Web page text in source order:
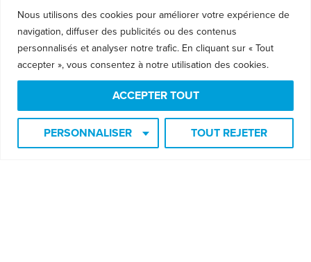
Nous utilisons des cookies pour améliorer votre expérience de
navigation, diffuser des publicités ou des contenus
personnalisés et analyser notre trafic. En cliquant sur « Tout
accepter », vous consentez à notre utilisation des cookies.
PERSONNALISER TOUT REJETER
ACCEPTER TOUT
Aide
Recevez des techniques et de l'éducation gratuitement!
Soyez informé des prochaines formations et événements!